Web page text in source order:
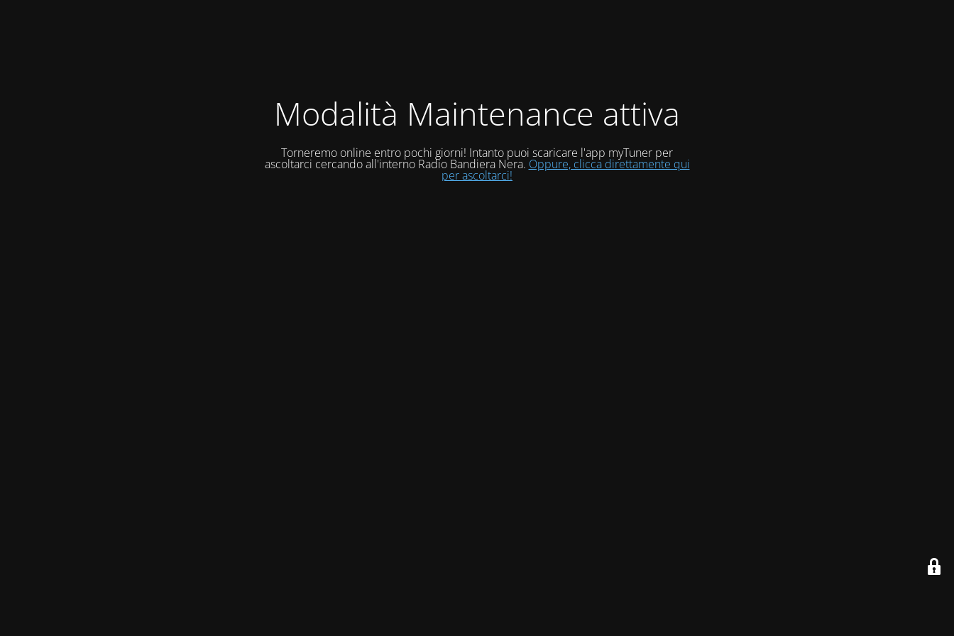
Modalità Maintenance attiva
Torneremo online entro pochi giorni! Intanto puoi scaricare l'app myTuner per
ascoltarci cercando all'interno Radio Bandiera Nera. Oppure, clicca direttamente qui
per ascoltarci!